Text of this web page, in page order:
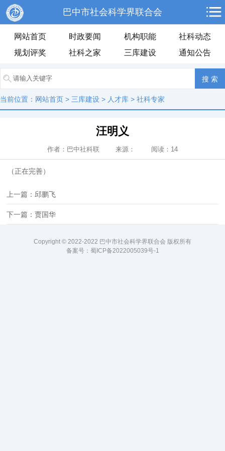
巴中市社会科学界联合会
网站首页 时政要闻 机构职能
社科动态
规划评奖
社科之家 三库建设 通知公告
当前位置： 网站首页 > 三库建设 > 人才库 > 社科专家
汪明义
作者：巴中社科联 来源： 阅读： 14
（正在完善）
上一篇：邱鹏飞
下一篇：贾国华
Copyright © 2022-2022 巴中市社会科学界联合会 版权所有
备案号： 蜀ICP备2022005039号-1